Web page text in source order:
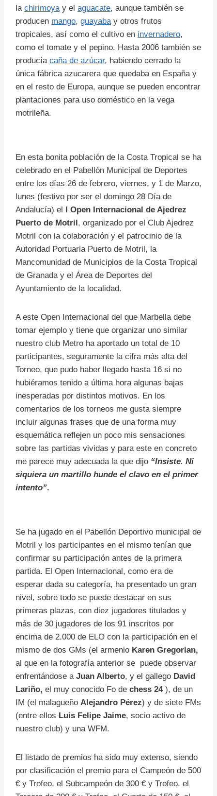
la chirimoyay el aguacate, aunque también se
producen mango, guayabay otros frutos
tropicales, así como el cultivo en invernadero,
como el tomate y el pepino. Hasta 2006 también se
producía caña de azúcar, habiendo cerrado la
única fábrica azucarera que quedaba en España y
en el resto de Europa, aunque se pueden encontrar
plantaciones para uso doméstico en la vega
motrileña.
En esta bonita población de la Costa Tropical se ha
celebrado en el Pabellón Municipal de Deportes
entre los días 26 de febrero, viernes, y 1 de Marzo,
lunes (festivo por ser el domingo 28 Día de
Andalucía) el I Open Internacional de Ajedrez
Puerto de Motril, organizado por el Club Ajedrez
Motril con la colaboración y el patrocinio de la
Autoridad Portuaria Puerto de Motril, la
Mancomunidad de Municipios de la Costa Tropical
de Granada y el Área de Deportes del
Ayuntamiento de la localidad.
A este Open Internacional del que Marbella debe
tomar ejemplo y tiene que organizar uno similar
nuestro club Metro ha aportado un total de 10
participantes, seguramente la cifra más alta del
Torneo, que pudo haber llegado hasta 16 si no
hubiéramos tenido a última hora algunas bajas
inesperadas por distintos motivos. En los
comentarios de los torneos me gusta siempre
incluir algunas frases que de una forma muy
esquemática reflejen un poco mis sensaciones
sobre las partidas vividas y para este en concreto
me parece muy adecuada la que dijo “Insiste. Ni
siquiera un martillo hunde el clavo en el primer
intento”.
Se ha jugado en el Pabellón Deportivo municipal de
Motril y los participantes en el mismo tenían que
confirmar su participación antes de la primera
partida. El Open Internacional, como era de
esperar dada su categoría, ha presentado un gran
nivel, sobre todo se puede destacar en sus
primeras plazas, con diez jugadores titulados y
más de 30 jugadores de los 91 inscritos por
encima de 2.000 de ELO con la participación en el
mismo de dos GMs (el armenio Karen Gregorian,
al que en la fotografía anterior se puede observar
enfrentándose a Juan Alberto, y el gallego David
Lariño, el muy conocido Fo de chess 24 ), de un
IM (el malagueño Alejandro Pérez) y de siete FMs
(entre ellos Luis Felipe Jaime, socio activo de
nuestro club) y una WFM.
El listado de premios ha sido muy extenso, siendo
por clasificación el premio para el Campeón de 500
€ y Trofeo, el Subcampeón de 300 € y Trofeo, el